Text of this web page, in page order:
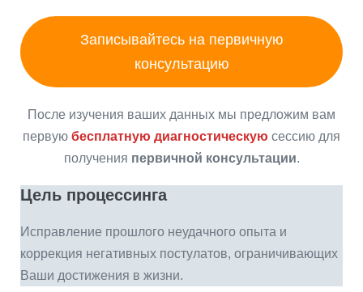
Записывайтесь на первичную
консультацию
После изучения ваших данных мы предложим вам
первую бесплатную диагностическую сессию для
получения первичной консультации.
Цель процессинга
Исправление прошлого неудачного опыта и
коррекция негативных постулатов, ограничивающих
Ваши достижения в жизни.